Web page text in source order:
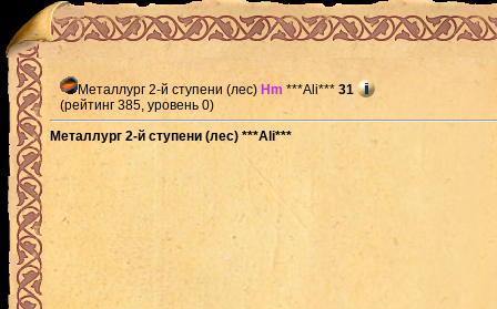
Металлург 2-й ступени (лес) Hm ***Ali*** 31
(рейтинг 385, уровень 0)
Металлург 2-й ступени (лес) ***Ali***